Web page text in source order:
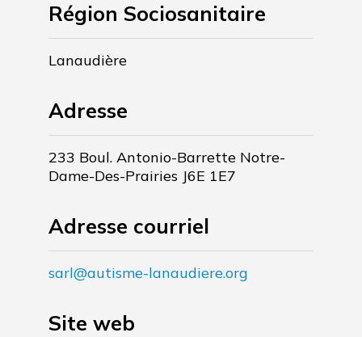
Région Sociosanitaire
Lanaudière
Adresse
233 Boul. Antonio-Barrette Notre-
Dame-Des-Prairies J6E 1E7
Adresse courriel
sarl@autisme-lanaudiere.org
Site web